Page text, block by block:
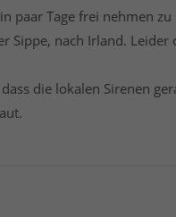
paar Tage frei nehmen
nach Irland.
die lokalen Sirenen